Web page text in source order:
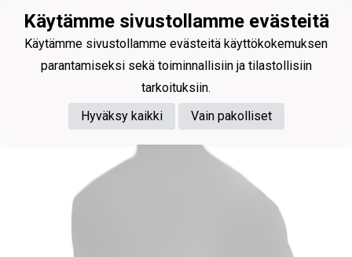
Käytämme sivustollamme evästeitä
Käytämme sivustollamme evästeitä käyttökokemuksen
parantamiseksi sekä toiminnallisiin ja tilastollisiin
tarkoituksiin.
Hyväksy kaikki
Vain pakolliset